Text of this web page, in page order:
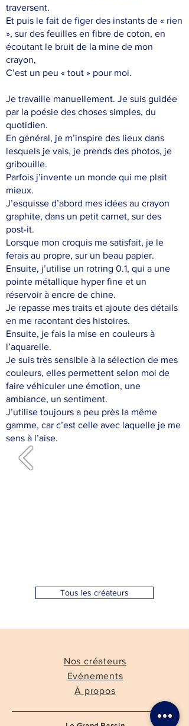
traversent.
Et puis le fait de figer des instants de « rien
», sur des feuilles en fibre de coton, en
écoutant le bruit de la mine de mon
crayon,
C’est un peu « tout » pour moi.
Je travaille manuellement. Je suis guidée
par la poésie des choses simples, du
quotidien.
En général, je m’inspire des lieux dans
lesquels je vais, je prends des photos, je
gribouille.
Parfois j’invente un monde qui me plait
mieux.
J’esquisse d’abord mes idées au crayon
graphite, dans un petit carnet, sur des
post-it.
Lorsque mon croquis me satisfait, je le
ferais au propre, sur un beau papier.
Ensuite, j’utilise un rotring 0.1, qui a une
pointe métallique hyper fine et un
réservoir à encre de chine.
Je repasse mes traits et ajoute des détails
en me racontant des histoires.
Ensuite, je fais la mise en couleurs à
l’aquarelle.
Je suis très sensible à la sélection de mes
couleurs, elles permettent selon moi de
faire véhiculer une émotion, une
ambiance, un sentiment.
J’utilise toujours a peu près la même
gamme, car c’est celle avec laquelle je me
sens à l’aise.
Tous les créateurs
Nos créateurs
Evénements
À propos